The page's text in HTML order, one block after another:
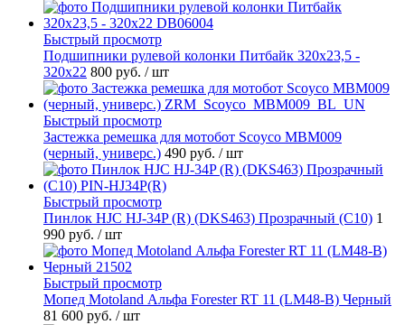
Быстрый просмотр
Подшипники рулевой колонки Питбайк 320x23,5 -
320x22 800 руб. / шт
Быстрый просмотр
Застежка ремешка для мотобот Scoyco MBM009
(черный, универс.) 490 руб. / шт
Быстрый просмотр
Пинлок HJC HJ-34P (R) (DKS463) Прозрачный (C10) 1
990 руб. / шт
Быстрый просмотр
Мопед Motoland Альфа Forester RT 11 (LM48-B) Черный
81 600 руб. / шт